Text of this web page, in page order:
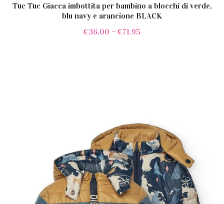
Tuc Tuc Giacca imbottita per bambino a blocchi di verde,
blu navy e arancione BLACK
€36.00 – €71.95